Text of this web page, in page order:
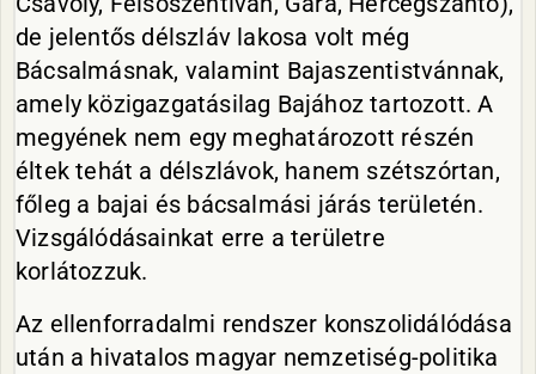
de jelentős délszláv lakosa volt még
Bácsalmásnak, valamint Bajaszentistvánnak,
amely közigazgatásilag Bajához tartozott. A
megyének nem egy meghatározott részén
éltek tehát a délszlávok, hanem szétszórtan,
főleg a bajai és bácsalmási járás területén.
Vizsgálódásainkat erre a területre
korlátozzuk.
Az ellenforradalmi rendszer konszolidálódása
után a hivatalos magyar nemzetiség-politika